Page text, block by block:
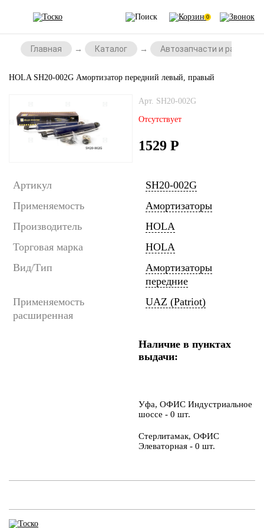
0
Главная Каталог Автозапчасти и
HOLA SH20-002G Амортизатор передний левый, правый
Арт. SH20-002G
Отсутствует
1529 Р
Артикул
SH20-002G
Применяемость
Амортизаторы
Производитель
HOLA
Торговая марка
HOLA
Вид/Тип
Амортизаторы
передние
Применяемость
расширенная
UAZ (Patriot)
Наличие в пунктах
выдачи:
Уфа, ОФИС Индустриальное
шоссе - 0 шт.
Стерлитамак, ОФИС
Элеваторная - 0 шт.